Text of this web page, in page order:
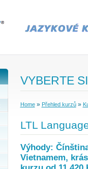
VYBERTE
Home» Přehled kurzů»
LTL
Výhody:
Vietnamem,